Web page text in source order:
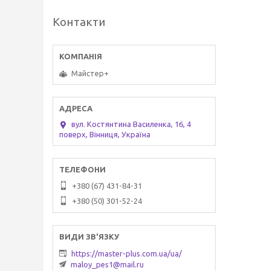
Контакти
Майстер+
вул. Костянтина Василенка, 16, 4
поверх, Вінниця, Україна
+380 (67) 431-84-31
+380 (50) 301-52-24
https://master-plus.com.ua/ua/
maloy_pes1@mail.ru